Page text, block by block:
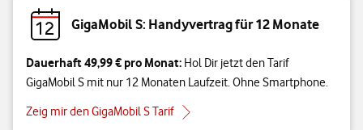
GigaMobil S: Handyvertrag für 12 Monate
Dauerhaft 49,99 € pro Monat: Hol Dir jetzt den Tarif
GigaMobil S mit nur 12 Monaten Laufzeit. Ohne Smartphone.
Zeig mir den GigaMobil S Tarif